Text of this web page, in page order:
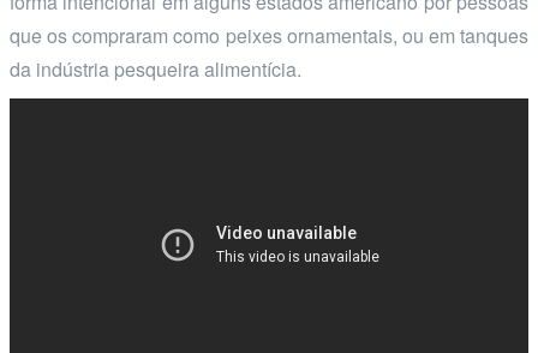
que os compraram como peixes ornamentais, ou em tanques
da indústria pesqueira alimentícia.